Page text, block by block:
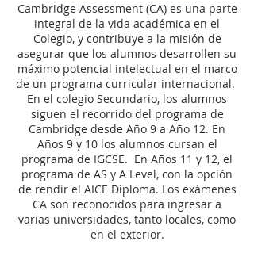
Cambridge Assessment (CA) es una parte
integral de la vida académica en el
Colegio, y contribuye a la misión de
asegurar que los alumnos desarrollen su
máximo potencial intelectual en el marco
de un programa curricular internacional.
En el colegio Secundario, los alumnos
siguen el recorrido del programa de
Cambridge desde Año 9 a Año 12. En
Años 9 y 10 los alumnos cursan el
programa de IGCSE. En Años 11 y 12, el
programa de AS y A Level, con la opción
de rendir el AICE Diploma. Los exámenes
CA son reconocidos para ingresar a
varias universidades, tanto locales, como
en el exterior.